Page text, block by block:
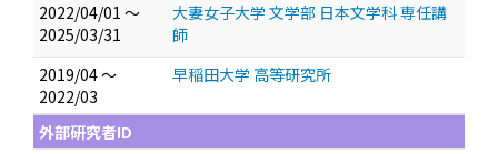
2022/04/01 ～
2025/03/31
大妻女子大学 文学部 日本文学科 専任講
師
2019/04 ～
2022/03
早稲田大学 高等研究所
外部研究者ID